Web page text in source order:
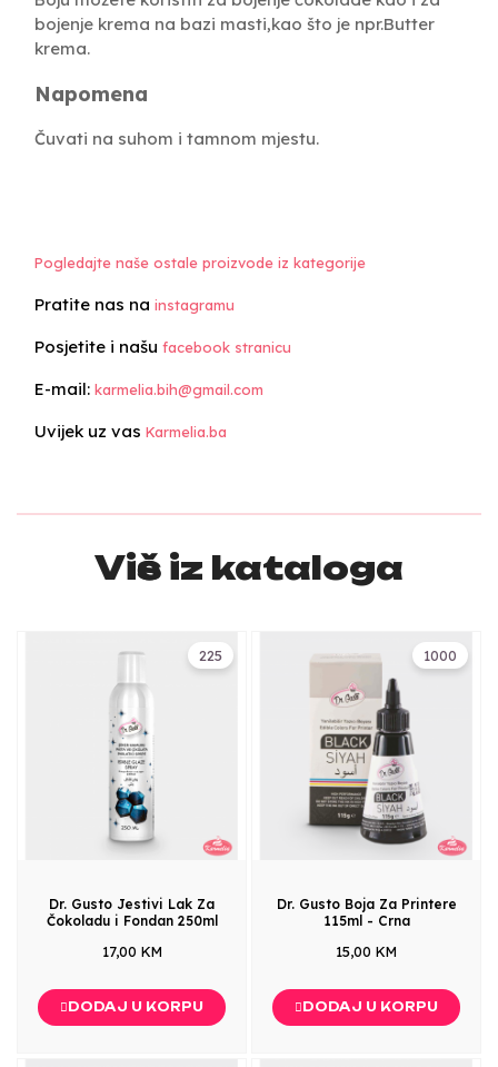
bojenje krema na bazi masti,kao što je npr.Butter
krema.
Napomena
Čuvati na suhom i tamnom mjestu.
Pogledajte naše ostale proizvode iz kategorije
Pratite nas na instagramu
Posjetite i našu facebook stranicu
E-mail: karmelia.bih@gmail.com
Uvijek uz vas Karmelia.ba
Više iz kataloga
225
Dr. Gusto Jestivi Lak Za
Čokoladu i Fondan 250ml
17,00 KM
DODAJ U KORPU
1000
Dr. Gusto Boja Za Printere
115ml - Crna
15,00 KM
DODAJ U KORPU